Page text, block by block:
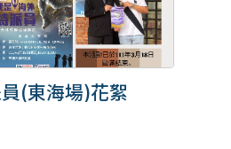
(東海場)花絮